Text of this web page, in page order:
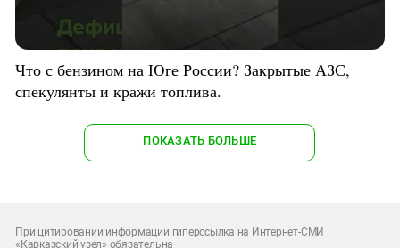
Что с бензином на Юге России? Закрытые АЗС,
спекулянты и кражи топлива.
ПОКАЗАТЬ БОЛЬШЕ
При цитировании информации гиперссылка на Интернет-СМИ
«Кавказский узел» обязательна